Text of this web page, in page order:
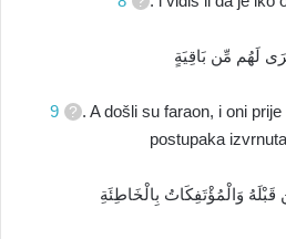
لَهُم مِّن بَاقِيَةٍ
9
. A došli su faraon, i oni
postupaka
وَالْمُؤْتَفِكَاتُ بِالْخَاطِئَةِ